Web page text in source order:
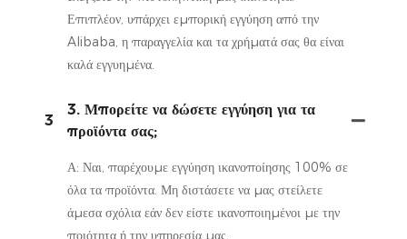
Επιπλέον, υπάρχει εμπορική εγγύηση από την
Alibaba, η παραγγελία και τα χρήματά σας θα είναι
καλά εγγυημένα.
3
3. Μπορείτε να δώσετε εγγύηση για τα
προϊόντα σας;
Α: Ναι, παρέχουμε εγγύηση ικανοποίησης 100% σε
όλα τα προϊόντα. Μη διστάσετε να μας στείλετε
άμεσα σχόλια εάν δεν είστε ικανοποιημένοι με την
ποιότητα ή την υπηρεσία μας.